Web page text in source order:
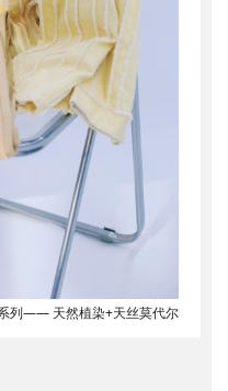
列—— 天然植染+天丝莫代尔